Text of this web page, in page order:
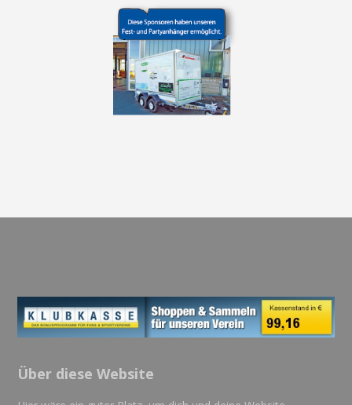
Über diese Website